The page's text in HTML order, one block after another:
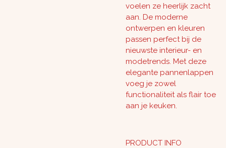
voelen ze heerlijk zacht
aan. De moderne
ontwerpen en kleuren
passen perfect bij de
nieuwste interieur- en
modetrends. Met deze
elegante pannenlappen
voeg je zowel
functionaliteit als flair toe
aan je keuken.
PRODUCT INFO